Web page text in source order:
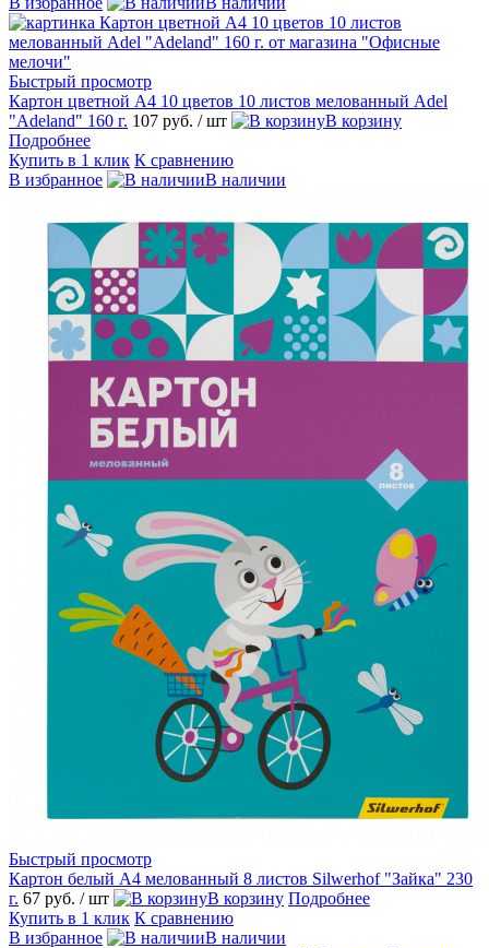
Быстрый просмотр
Картон цветной А4 10 цветов 10 листов мелованный Adel
"Adeland" 160 г. 107 руб. / шт
В корзину
Подробнее
Купить в 1 клик К сравнению
В избранное
В наличии
Быстрый просмотр
Картон белый А4 мелованный 8 листов Silwerhof "Зайка" 230
г. 67 руб. / шт В корзину Подробнее
Купить в 1 клик К сравнению
В избранное
В наличии